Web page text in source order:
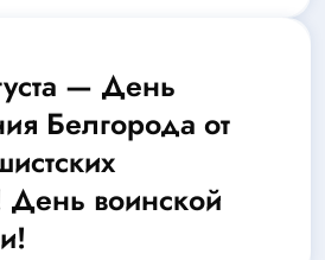
— День
Белгорода от
День воинской